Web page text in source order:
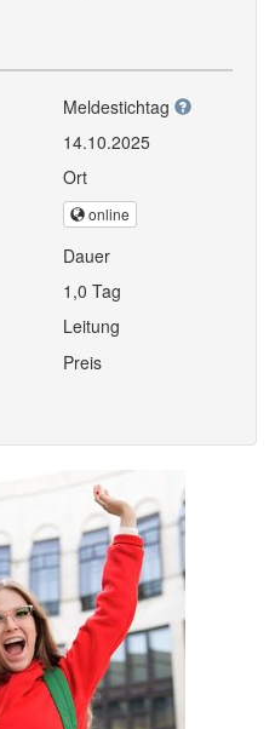
Meldestichtag
14.10.2025
Ort
online
Dauer
1,0 Tag
Leitung
Preis